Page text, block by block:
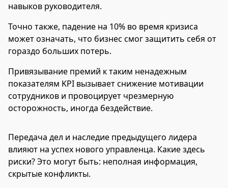
навыков руководителя.
Точно также, падение на 10% во время кризиса
может означать, что бизнес смог защитить себя от
гораздо больших потерь.
Привязывание премий к таким ненадежным
показателям KPI вызывает снижение мотивации
сотрудников и провоцирует чрезмерную
осторожность, иногда бездействие.
Передача дел и наследие предыдущего лидера
влияют на успех нового управленца. Какие здесь
риски? Это могут быть: неполная информация,
скрытые конфликты.